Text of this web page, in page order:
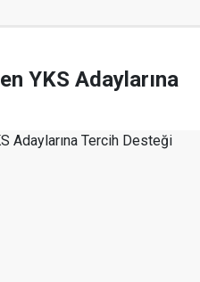
YKS Adaylarına